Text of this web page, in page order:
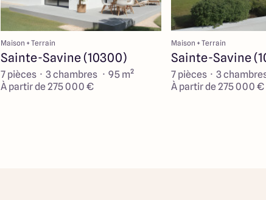
Maison + Terrain
Sainte-Savine (10300)
7 pièces · 3 chambres · 95 m²
À partir de 275 000 €
Maison + Terrain
Sainte-Savine
7 pièces · 3
À partir de 275 000 €